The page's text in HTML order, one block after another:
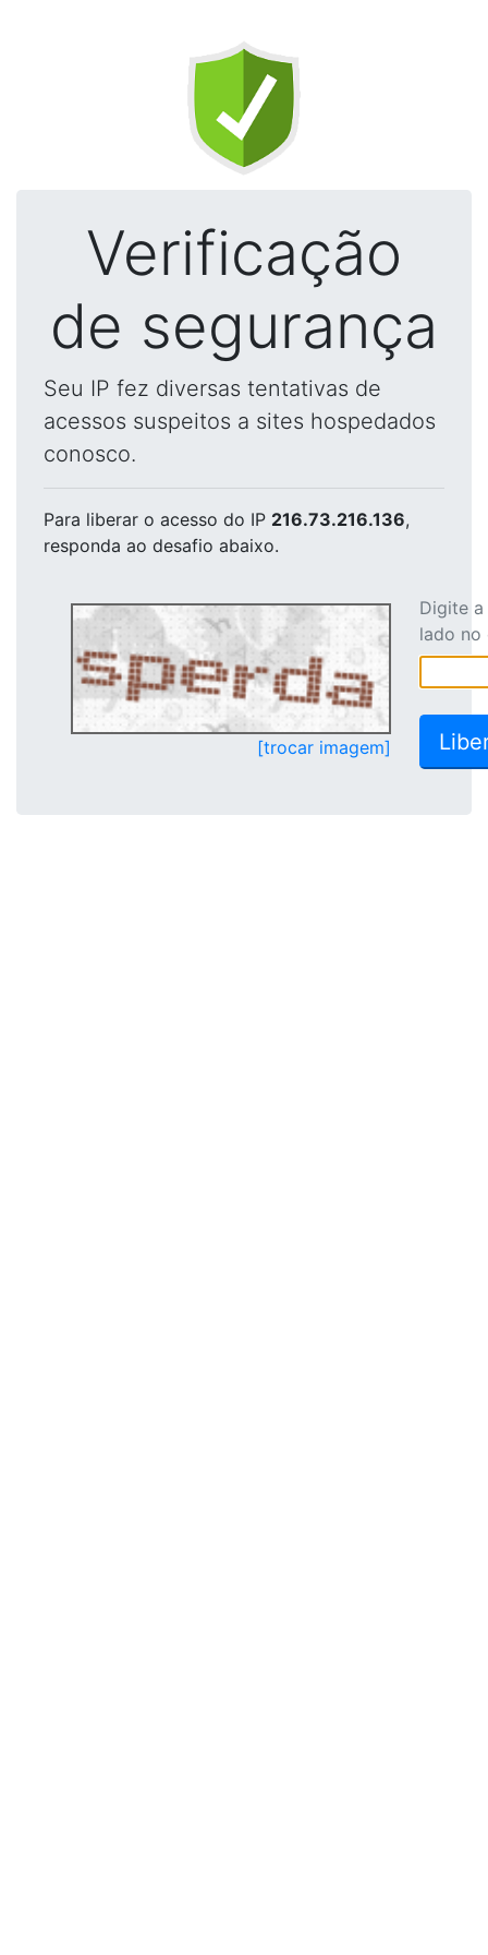
Verificação
de segurança
Seu IP fez diversas tentativas de
acessos suspeitos a sites hospedados
conosco.
Para liberar o acesso do IP 216.73.216.136,
responda ao desafio abaixo.
[trocar imagem]
Digite
lado no